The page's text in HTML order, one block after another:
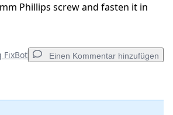
Phillips screw and fasten it in
FixBot Einen Kommentar hinzufügen